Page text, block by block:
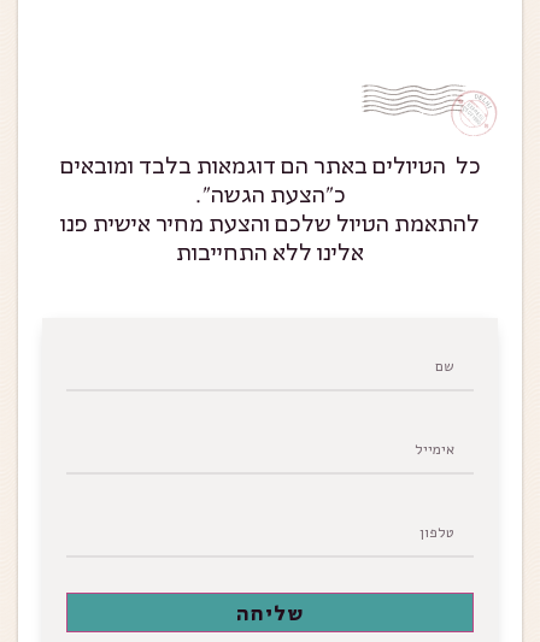
כל הטיולים באתר הם דוגמאות בלבד ומובאים
כ״הצעת הגשה״.
להתאמת הטיול שלכם והצעת מחיר אישית פנו
אלינו ללא התחייבות
שליחה